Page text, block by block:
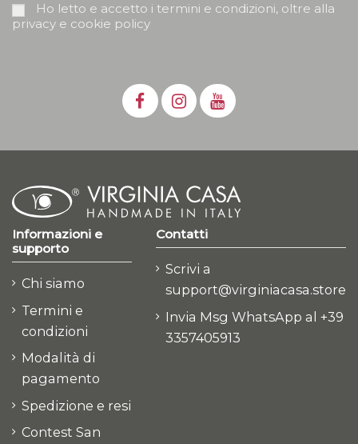
Ho letto e accetto i termini e condizioni, oltre alla
privacy e cookie policy
Informazioni e
supporto
Chi siamo
Termini e
condizioni
Modalità di
pagamento
Spedizione e resi
Contest San
Contatti
Scrivi a
support@virginiacasa.store
Invia Msg WhatsApp al +39
3357405913